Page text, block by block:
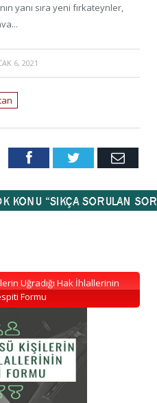
yanı sıra yeni fırkateynler,
6, 2021
FacebookTwitter Email
Uğradığı Hak İhlallerinin
Formu